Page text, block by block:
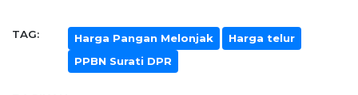
TAG: Harga Pangan Melonjak
Harga telur
PPBN Surati DPR